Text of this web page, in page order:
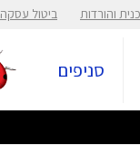
והורדות ביטול עסקה
סניפים